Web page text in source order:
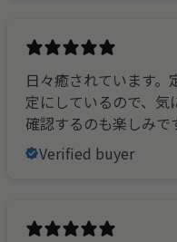
日々癒されています
定にしているので、
確認するのも楽しみで
Verified buyer